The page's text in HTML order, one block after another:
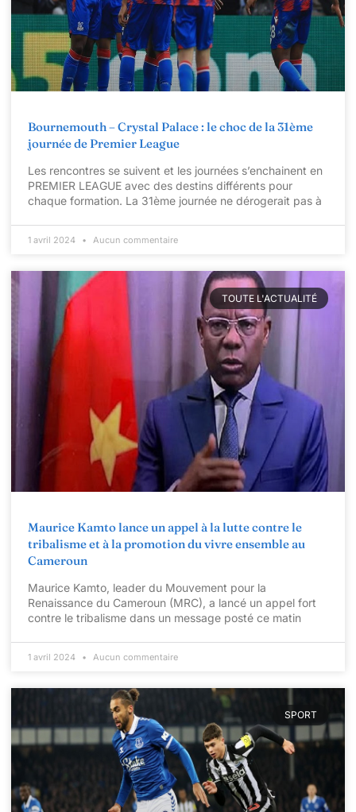
Bournemouth – Crystal Palace : le choc de la 31ème
journée de Premier League
Les rencontres se suivent et les journées s’enchainent en
PREMIER LEAGUE avec des destins différents pour
chaque formation. La 31ème journée ne dérogerait pas à
1 avril 2024 Aucun commentaire
TOUTE L'ACTUALITÉ
Maurice Kamto lance un appel à la lutte contre le
tribalisme et à la promotion du vivre ensemble au
Cameroun
Maurice Kamto, leader du Mouvement pour la
Renaissance du Cameroun (MRC), a lancé un appel fort
contre le tribalisme dans un message posté ce matin
1 avril 2024 Aucun commentaire
SPORT